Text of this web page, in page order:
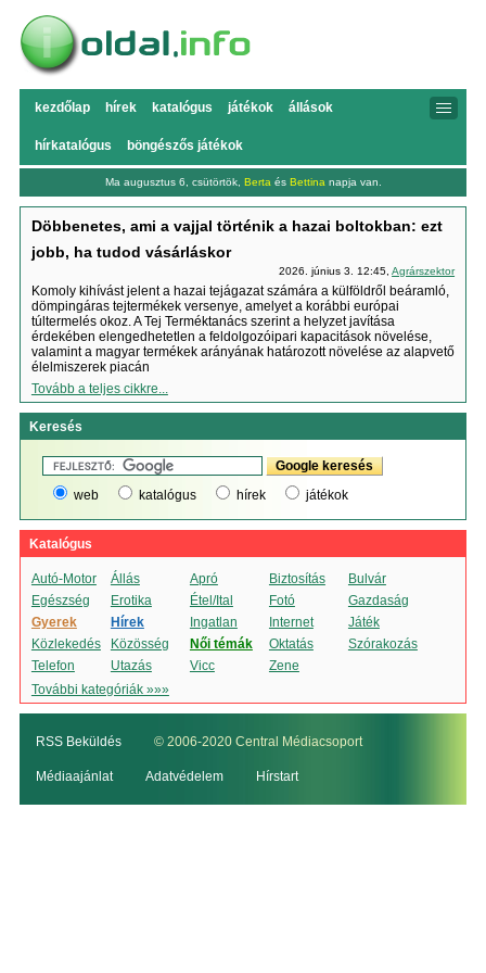
kezdőlap hírek katalógus játékok állások
hírkatalógus böngészős játékok
Ma augusztus 6, csütörtök, Berta és Bettina napja van.
Döbbenetes, ami a vajjal történik a hazai boltokban: ezt
jobb, ha tudod vásárláskor
2026. június 3. 12:45,Agrárszektor
Komoly kihívást jelent a hazai tejágazat számára a külföldről beáramló,
dömpingáras tejtermékek versenye, amelyet a korábbi európai
túltermelés okoz. A Tej Terméktanács szerint a helyzet javítása
érdekében elengedhetetlen a feldolgozóipari kapacitások növelése,
valamint a magyar termékek arányának határozott növelése az alapvető
élelmiszerek piacán
Tovább a teljes cikkre...
Keresés
web katalógus hírek játékok
Katalógus
Autó-Motor Állás Apró Biztosítás
Bulvár
Egészség
Erotika Étel/Ital Fotó
Gazdaság
Gyerek
Hírek Ingatlan Internet
Játék
Közlekedés
Közösség Női témák Oktatás
Szórakozás
Telefon
Utazás Vicc
Zene
További kategóriák »»»
RSS Beküldés © 2006-2020 Central Médiacsoport
Médiaajánlat Adatvédelem Hírstart